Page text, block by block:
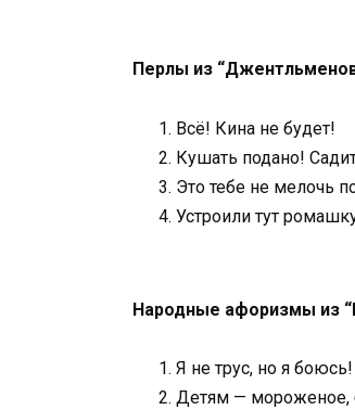
Перлы из
Всё! Кина не будет!
Кушать подано!
Это тебе не мелочь
Устроили тут
Народные афоризмы из
Я не трус, но я боюсь!
Детям — мороженое,